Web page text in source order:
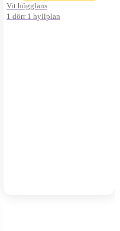
Vit högglans
1 dörr 1 hyllplan